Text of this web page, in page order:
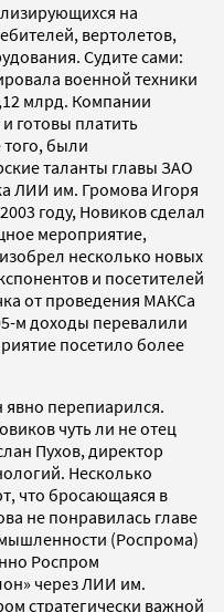
на
вертолетов,
Судите сами:
военной техники
млрд. Компании
готовы платить
были
таланты главы ЗАО
ЛИИ им. Громова Игоря
году, Новиков сделал
мероприятие,
несколько новых
и посетителей
от проведения МАКСа
м доходы перевалили
посетило более
перепиарился.
чуть ли не отец
Пухов, директор
Несколько
что бросающаяся в
не понравилась главе
(Роспрома)
Роспром
через ЛИИ им.
стратегически важной